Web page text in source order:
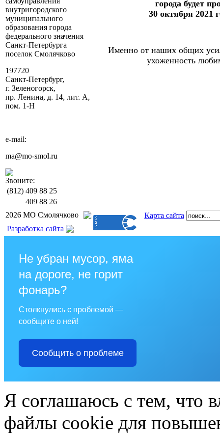
внутригородского
муниципального
образования города
федерального значения
Санкт-Петербурга
поселок Смолячково
197720
Санкт-Петербург,
г. Зеленогорск,
пр. Ленина, д. 14, лит. А,
пом. 1-Н
e-mail:
ma@mo-smol.ru
Звоните:
(812) 409 88 25
409 88 26
города будет
30 октября 2021
Именно от наших общих
ухоженность
2026 МО Смолячково
Карта сайта
Разработка сайта
Не убран мусор, яма
на дороге, не горит
фонарь?
Столкнулись с проблемой —
сообщите о ней!
Сообщить о проблеме
Я соглашаюсь с тем, что
файлы cookie для